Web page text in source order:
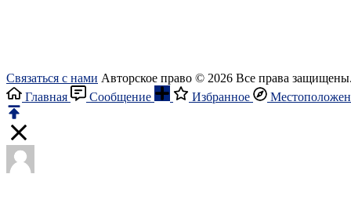
Связаться с нами Авторское право © 2026 Все права
Главная
Сообщение Избранное